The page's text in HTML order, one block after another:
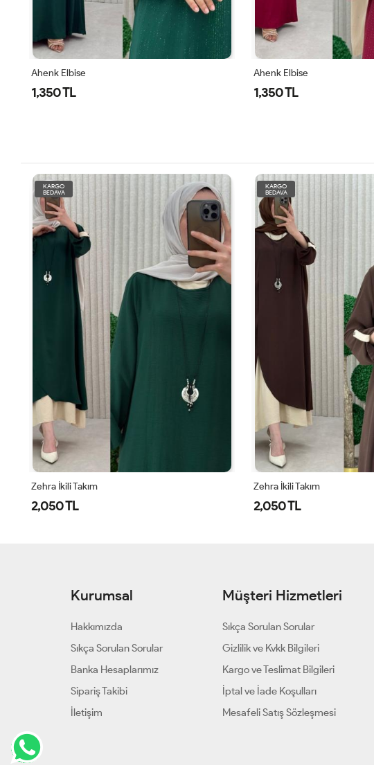
Ahenk Elbise
1,350 TL
Ahenk Elbise
1,350 TL
KARGO
BEDAVA
Zehra İkili Takım
2,050 TL
KARGO
BEDAVA
Zehra İkili Takım
2,050 TL
Kurumsal
Hakkımızda
Sıkça Sorulan Sorular
Banka Hesaplarımız
Sipariş Takibi
İletişim
Müşteri Hizmetleri
Sıkça Sorulan Sorular
Gizlilik ve Kvkk Bilgileri
Kargo ve Teslimat Bilgileri
İptal ve İade Koşulları
Mesafeli Satış Sözleşmesi